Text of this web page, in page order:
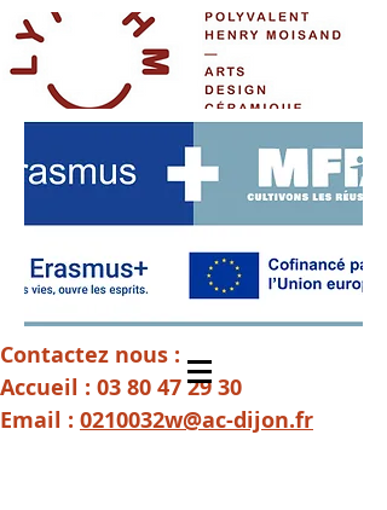
Contactez nous :
Accueil : 03 80 47 29 30
Email : 0210032w@ac-dijon.fr